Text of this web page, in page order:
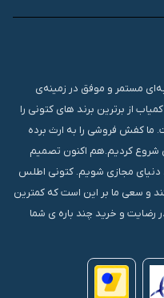
با بیش از 10 سال تجربه‌ای مستمر و موفق در زمینه‌ی
از برترین برند های کتونی را
ما کفش فروشی را به ارث برده
شروع کردیم.هم اکنون تصمیم
دنیای مجازی شویم. کتونی اطلس
و سعی ما بر این است که کمترین
رضایت و خرید چند باره ی شما